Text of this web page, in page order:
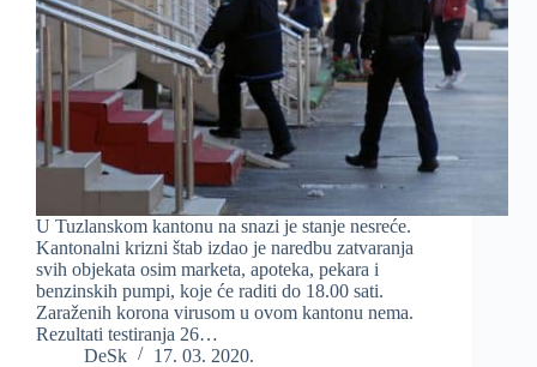
U Tuzlanskom kantonu na snazi je stanje nesreće.
Kantonalni krizni štab izdao je naredbu zatvaranja
svih objekata osim marketa, apoteka, pekara i
benzinskih pumpi, koje će raditi do 18.00 sati.
Zaraženih korona virusom u ovom kantonu nema.
Rezultati testiranja 26…
DeSk
17. 03. 2020.